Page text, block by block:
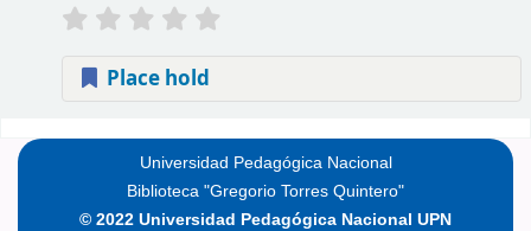
Place hold
Universidad Pedagógica Nacional
Biblioteca "Gregorio Torres Quintero"
© 2022 Universidad Pedagógica Nacional UPN